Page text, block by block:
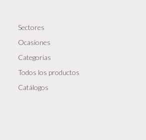
Sectores
Ocasiones
Categorias
Todos los productos
Catálogos